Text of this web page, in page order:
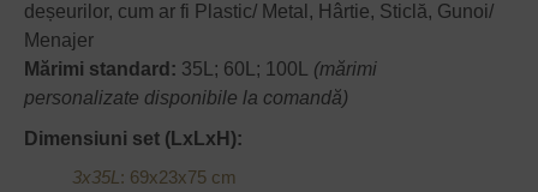
deșeurilor, cum ar fi Plastic/ Metal, Hârtie, Sticlă, Gunoi/
Menajer
Mărimi standard: 35L; 60L; 100L (mărimi
personalizate disponibile la comandă)
Dimensiuni set (LxLxH):
3x35L : 69x23x75 cm